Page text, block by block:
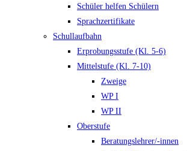
Schüler helfen Schülern
Sprachzertifikate
Schullaufbahn
Erprobungsstufe (Kl. 5-6)
Mittelstufe (Kl. 7-10)
Zweige
WP I
WP II
Oberstufe
Beratungslehrer/-innen